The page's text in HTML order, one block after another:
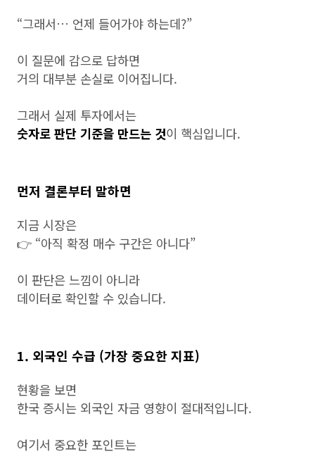
“그래서… 언제 들어가야 하는데?”
이 질문에 감으로 답하면
거의 대부분 손실로 이어집니다.
그래서 실제 투자에서는
숫자로 판단 기준을 만드는 것이 핵심입니다.
먼저 결론부터 말하면
지금 시장은
👉 “아직 확정 매수 구간은 아니다”
이 판단은 느낌이 아니라
데이터로 확인할 수 있습니다.
1. 외국인 수급 (가장 중요한 지표)
현황을 보면
한국 증시는 외국인 자금 영향이 절대적입니다.
여기서 중요한 포인트는